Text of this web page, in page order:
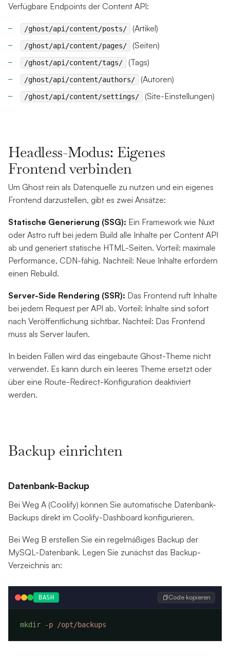
Verfügbare Endpoints der Content API:
/ghost/api/content/posts/ (Artikel)
/ghost/api/content/pages/ (Seiten)
/ghost/api/content/tags/ (Tags)
/ghost/api/content/authors/ (Autoren)
/ghost/api/content/settings/ (Site-Einstellungen)
Headless-Modus: Eigenes
Frontend verbinden
Um Ghost rein als Datenquelle zu nutzen und ein eigenes
Frontend darzustellen, gibt es zwei Ansätze:
Statische Generierung (SSG): Ein Framework wie Nuxt
oder Astro ruft bei jedem Build alle Inhalte per Content API
ab und generiert statische HTML-Seiten. Vorteil: maximale
Performance, CDN-fähig. Nachteil: Neue Inhalte erfordern
einen Rebuild.
Server-Side Rendering (SSR): Das Frontend ruft Inhalte
bei jedem Request per API ab. Vorteil: Inhalte sind sofort
nach Veröffentlichung sichtbar. Nachteil: Das Frontend
muss als Server laufen.
In beiden Fällen wird das eingebaute Ghost-Theme nicht
verwendet. Es kann durch ein leeres Theme ersetzt oder
über eine Route-Redirect-Konfiguration deaktiviert
werden.
Backup einrichten
Datenbank-Backup
Bei Weg A (Coolify) können Sie automatische Datenbank-
Backups direkt im Coolify-Dashboard konfigurieren.
Bei Weg B erstellen Sie ein regelmäßiges Backup der
MySQL-Datenbank. Legen Sie zunächst das Backup-
Verzeichnis an:
BASH Code kopieren
mkdir -p